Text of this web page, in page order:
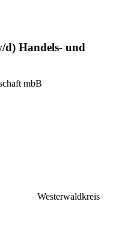
d) Handels- und
mbB
Westerwaldkreis